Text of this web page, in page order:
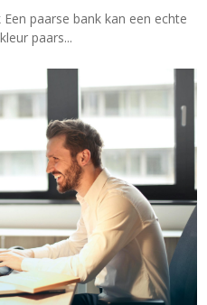
paarse bank kan een echte
paars...